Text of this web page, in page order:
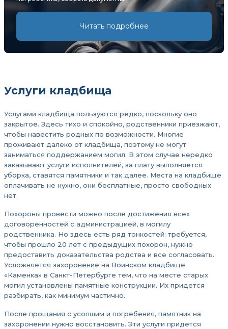
Читать подробнее
Услуги кладбища
Услугами кладбища пользуются редко, поскольку оно
закрытое. Здесь тихо и спокойно, родственники приезжают,
чтобы навестить родных по возможности. Многие
проживают далеко от кладбища, поэтому не могут
заниматься поддержанием могил. В этом случае нередко
заказывают услуги исполнителей, за плату выполняется
уборка, ставятся памятники и так далее. Места на кладбище
оплачивать не нужно, они бесплатные, просто свободных
нет.
Похороны провести можно после достижения всех
договоренностей с администрацией, в могилу
родственника. Но здесь есть ряд тонкостей: требуется,
чтобы прошло 20 лет с предыдущих похорон, нужно
предоставить доказательства родства и все согласовать.
Усложняется захоронение на Воинском кладбище
«Каменка» в Санкт-Петербурге тем, что на месте старых
могил установлены памятные конструкции. Их придется
разбирать, как минимум частично.
После прощания с усопшим и погребения, памятник на
захоронении нужно восстановить. Эти услуги придется